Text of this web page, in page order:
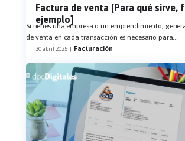
Factura de venta [Para qué sirve,
ejemplo]
Si tienes una empresa o un emprendimiento,
de venta en cada transacción es necesario para...
30 abril 2025 | Facturación